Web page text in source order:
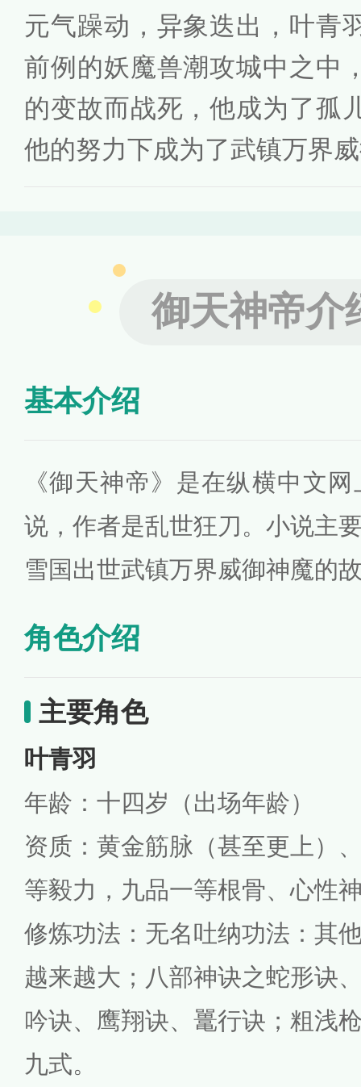
元气躁动，异象迭出，叶青
前例的妖魔兽潮攻城中之中
的变故而战死，他成为了孤
他的努力下成为了武镇万界
御天神帝介
基本介绍
《御天神帝》是在纵横中文
说，作者是乱世狂刀。小说主
雪国出世武镇万界威御神魔的
角色介绍
主要角色
叶青羽
年龄：十四岁（出场年龄）
资质：黄金筋脉（甚至更上）
等毅力，九品一等根骨、心性
修炼功法：无名吐纳功法：其
越来越大；八部神诀之蛇形诀
吟诀、鹰翔诀、鼍行诀；粗浅
九式。